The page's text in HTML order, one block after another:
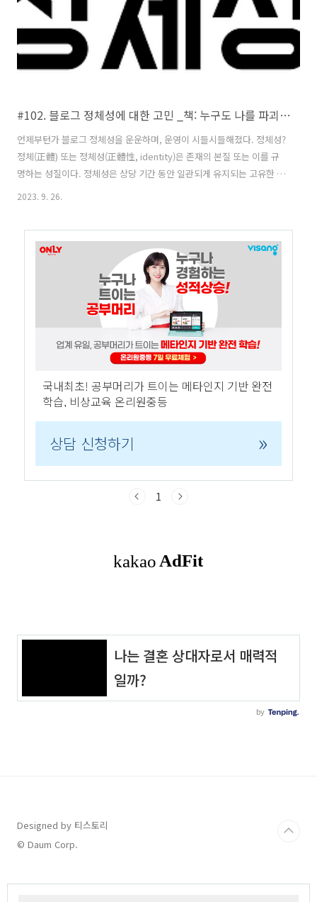
#102. 블로그 정체성에 대한 고민 _책: 누구도 나를 파괴할 수 없다.
언제부턴가 블로그 정체성을 운운하며, 운영이 시들시들해졌다. 정체성?
정체(正體) 또는 정체성(正體性, identity)은 존재의 본질 또는 이를 규
명하는 성질이다. 정체성은 상당 기간 동안 일관되게 유지되는 고유한 실
체로서 자기에 대한 주관적 경험을 함의할 수 있다. 정체성은 자기 내부
으로서의 정체, 인간의 정체성, 기업의 정체성, 군대의 정체성, 국가의 정
체성 등 다양하다. 통상 정체성이라고 하면 인간의 정체성을 말한다. 블
로그를 열심히 한 것도 아니지만 애드센스를 승인받으면 뭔가 달라 질거
라 생각했던 때가 있었다. 막상 승인 받고 활동을 더 열심히 해야 하는 게
2023. 9. 26.
국내최초! 공부머리가 트이는 메타인지 기반 완전
학습, 비상교육 온리원중등
상담 신청하기 »
1
Designed by 티스토리
© Daum Corp.